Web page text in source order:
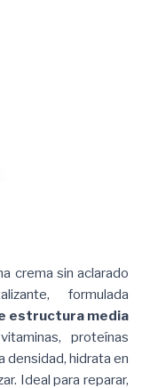
crema sin aclarado
formulada
estructura media
proteínas
densidad, hidrata en
Ideal para reparar,